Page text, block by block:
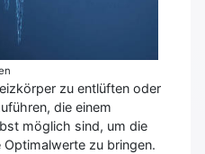
zu entlüften oder
die einem
möglich sind, um die
zu bringen.